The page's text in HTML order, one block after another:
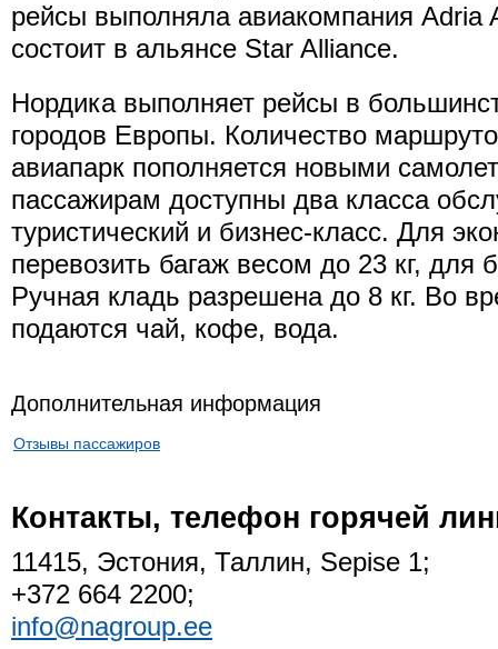
рейсы выполняла авиакомпания Adria
состоит в альянсе Star Alliance.
Нордика выполняет рейсы в
городов Европы. Количество
авиапарк пополняется новыми
пассажирам доступны два класса
туристический и бизнес-класс. Для
перевозить багаж весом до 23 кг, для
Ручная кладь разрешена до 8 кг. Во
подаются чай, кофе, вода.
Дополнительная информация
Отзывы пассажиров
Контакты, телефон горячей
11415, Эстония, Таллин, Sepise 1;
+372 664 2200;
info@nagroup.ee